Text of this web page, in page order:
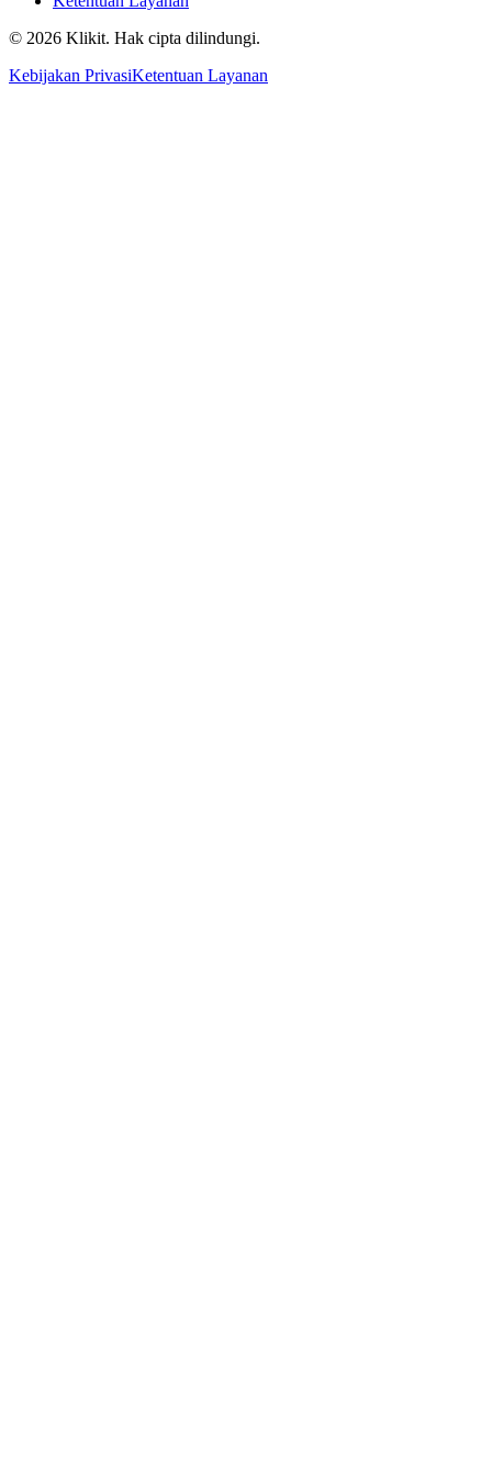
© 2026 Klikit. Hak cipta dilindungi.
Kebijakan PrivasiKetentuan Layanan